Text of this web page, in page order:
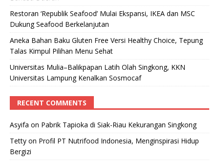
Restoran ‘Republik Seafood’ Mulai Ekspansi, IKEA dan MSC
Dukung Seafood Berkelanjutan
Aneka Bahan Baku Gluten Free Versi Healthy Choice, Tepung
Talas Kimpul Pilihan Menu Sehat
Universitas Mulia–Balikpapan Latih Olah Singkong, KKN
Universitas Lampung Kenalkan Sosmocaf
RECENT COMMENTS
Asyifa on Pabrik Tapioka di Siak-Riau Kekurangan Singkong
Tetty on Profil PT Nutrifood Indonesia, Menginspirasi Hidup
Bergizi